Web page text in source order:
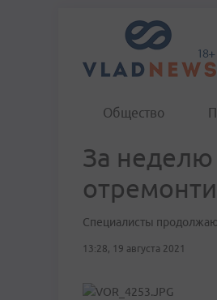
Общество
За
Специалисты
13:28, 19 августа 2021